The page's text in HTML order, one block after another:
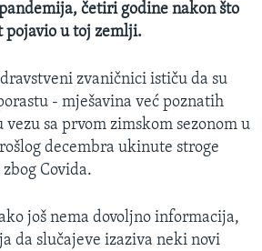
četiri godine nakon što
pojavio u toj zemlji.
zvaničnici ističu da su
- mješavina već poznatih
vezu sa prvom zimskom sezonom u
decembra ukinute stroge
Covida.
još nema dovoljno informacija,
da slučajeve izaziva neki novi